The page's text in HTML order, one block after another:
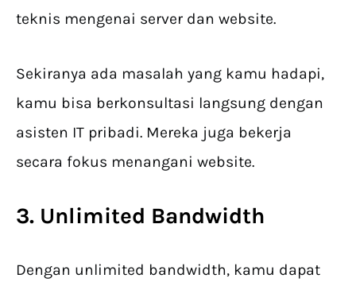
teknis mengenai server dan website.
Sekiranya ada masalah yang kamu hadapi,
kamu bisa berkonsultasi langsung dengan
asisten IT pribadi. Mereka juga bekerja
secara fokus menangani website.
3. Unlimited Bandwidth
Dengan unlimited bandwidth, kamu dapat